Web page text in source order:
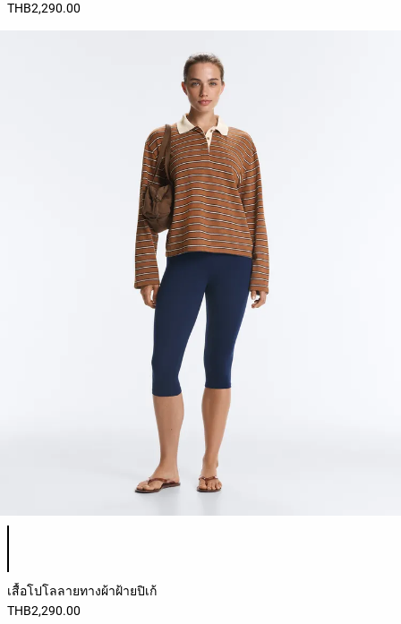
THB2,290.00
เสื้อโปโลลายทางผ้าฝ้ายปิเก้
THB2,290.00